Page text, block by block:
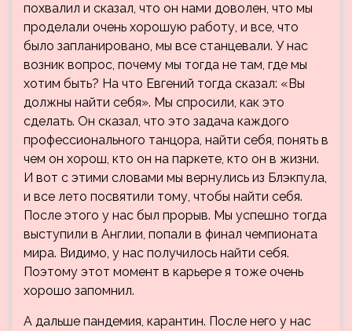
похвалил и сказал, что он нами доволен, что мы
проделали очень хорошую работу, и все, что
было запланировано, мы все станцевали. У нас
возник вопрос, почему мы тогда не там, где мы
хотим быть? На что Евгений тогда сказал: «Вы
должны найти себя». Мы спросили, как это
сделать. Он сказал, что это задача каждого
профессионального танцора, найти себя, понять в
чем он хорош, кто он на паркете, кто он в жизни.
И вот с этими словами мы вернулись из Блэкпула,
и все лето посвятили тому, чтобы найти себя.
После этого у нас был прорыв. Мы успешно тогда
выступили в Англии, попали в финал чемпионата
мира. Видимо, у нас получилось найти себя.
Поэтому этот момент в карьере я тоже очень
хорошо запомнил.
А дальше пандемия, карантин. После него у нас